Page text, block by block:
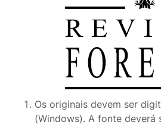
Os originais devem ser
(Windows). A fonte deverá